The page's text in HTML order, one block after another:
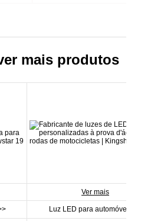
mais produtos
Ver mais
Luz LED para automóveis